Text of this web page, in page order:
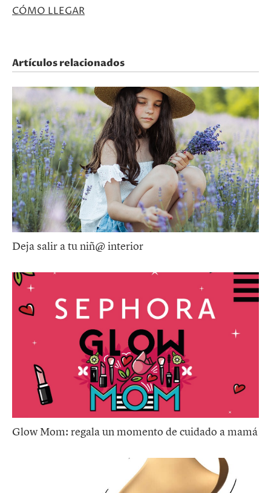
CÓMO LLEGAR
Artículos relacionados
Deja salir a tu niñ@ interior
Glow Mom: regala un momento de cuidado a mamá